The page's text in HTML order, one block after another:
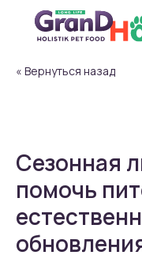
« Вернуться назад
Сезонная
помочь